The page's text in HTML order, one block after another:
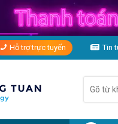
Hỗ trợ trực tuyến Tin